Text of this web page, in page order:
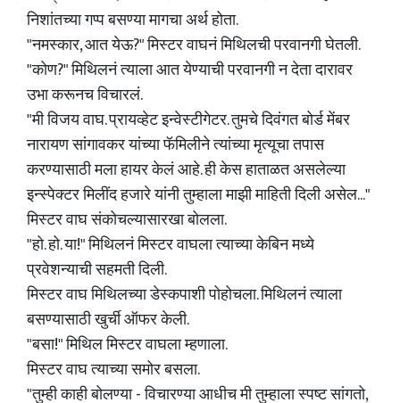
निशांतच्या गप्प बसण्या मागचा अर्थ होता.
"नमस्कार, आत येऊ?" मिस्टर वाघनं मिथिलची परवानगी घेतली.
"कोण?" मिथिलनं त्याला आत येण्याची परवानगी न देता दारावर
उभा करूनच विचारलं.
"मी विजय वाघ. प्रायव्हेट इन्वेस्टीगेटर. तुमचे दिवंगत बोर्ड मेंबर
नारायण सांगावकर यांच्या फॅमिलीने त्यांच्या मृत्यूचा तपास
करण्यासाठी मला हायर केलं आहे. ही केस हाताळत असलेल्या
इन्स्पेक्टर मिलींद हजारे यांनी तुम्हाला माझी माहिती दिली असेल..."
मिस्टर वाघ संकोचल्यासारखा बोलला.
"हो. हो. या!" मिथिलनं मिस्टर वाघला त्याच्या केबिन मध्ये
प्रवेशन्याची सहमती दिली.
मिस्टर वाघ मिथिलच्या डेस्कपाशी पोहोचला. मिथिलनं त्याला
बसण्यासाठी खुर्ची ऑफर केली.
"बसा!" मिथिल मिस्टर वाघला म्हणाला.
मिस्टर वाघ त्याच्या समोर बसला.
"तुम्ही काही बोलण्या - विचारण्या आधीच मी तुम्हाला स्पष्ट सांगतो,